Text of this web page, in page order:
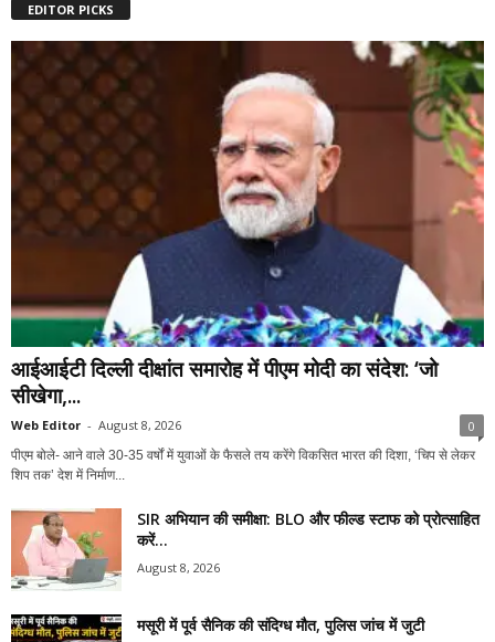
EDITOR PICKS
आईआईटी दिल्ली दीक्षांत समारोह में पीएम मोदी का संदेश: ‘जो
सीखेगा,...
Web Editor - August 8, 2026 0
पीएम बोले- आने वाले 30-35 वर्षों में युवाओं के फैसले तय करेंगे विकसित भारत की दिशा, ‘चिप से लेकर
शिप तक’ देश में निर्माण...
SIR अभियान की समीक्षा: BLO और फील्ड स्टाफ को प्रोत्साहित
करें...
August 8, 2026
मसूरी में पूर्व सैनिक की संदिग्ध मौत, पुलिस जांच में जुटी